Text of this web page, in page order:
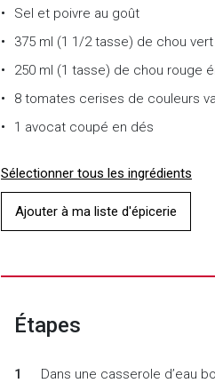
Sel et poivre au goût
375 ml (1 1/2 tasse) de chou
250 ml (1 tasse) de chou rouge
8 tomates cerises de couleurs
1 avocat coupé en dés
Sélectionner tous les ingrédients
Ajouter à ma liste d'épicerie
Étapes
Dans une casserole d’eau